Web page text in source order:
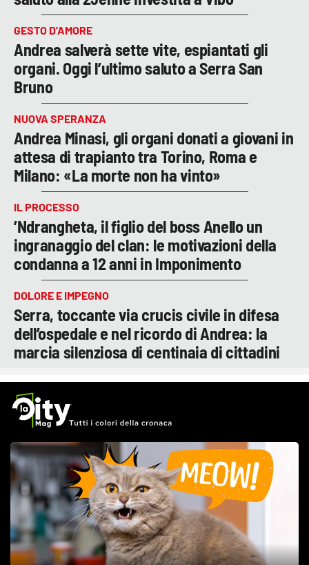
GESTO D’AMORE
Andrea salverà sette vite, espiantati gli
organi. Oggi l’ultimo saluto a Serra San
Bruno
NUOVA SPERANZA
Andrea Minasi, gli organi donati a giovani in
attesa di trapianto tra Torino, Roma e
Milano: «La morte non ha vinto»
IL PROCESSO
’Ndrangheta, il figlio del boss Anello un
ingranaggio del clan: le motivazioni della
condanna a 12 anni in Imponimento
DOLORE E IMPEGNO
Serra, toccante via crucis civile in difesa
dell’ospedale e nel ricordo di Andrea: la
marcia silenziosa di centinaia di cittadini